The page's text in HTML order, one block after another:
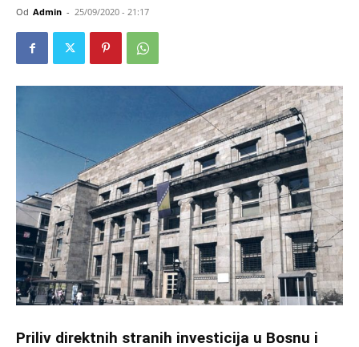
Od Admin - 25/09/2020 - 21:17
Priliv direktnih stranih investicija u Bosnu i